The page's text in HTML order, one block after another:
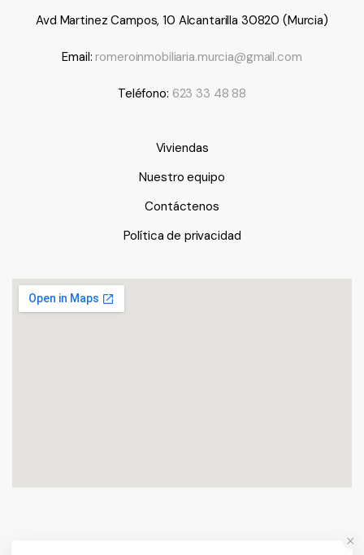
Avd Martinez Campos, 10 Alcantarilla 30820 (Murcia)
Email: romeroinmobiliaria.murcia@gmail.com
Teléfono: 623 33 48 88
Viviendas
Nuestro equipo
Contáctenos
Política de privacidad